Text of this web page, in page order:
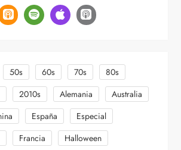
50s 60s 70s
80s
2010s Alemania
Australia
España
Especial
Francia
Halloween